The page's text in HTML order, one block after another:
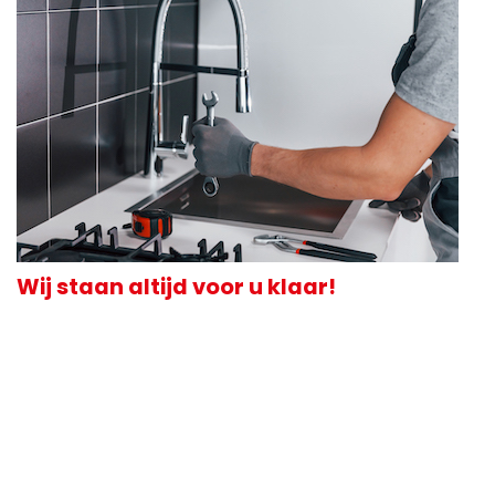
Wij staan altijd voor u klaar!